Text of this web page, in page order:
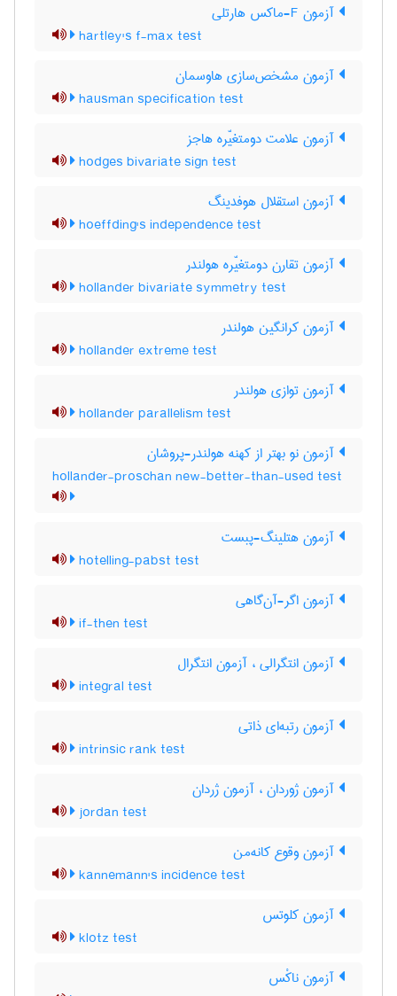
آزمون F-ماکس هارتلی
hartley's f-max test
آزمون مشخص‌سازی هاوسمان
hausman specification test
آزمون علامت دومتغیّره هاجز
hodges bivariate sign test
آزمون استقلال هوفدینگ
hoeffding's independence test
آزمون تقارن دومتغیّره هولندر
hollander bivariate symmetry test
آزمون کرانگین هولندر
hollander extreme test
آزمون توازی هولندر
hollander parallelism test
آزمون نو بهتر از کهنه هولندر-پروشان
hollander-proschan new-better-than-used test
آزمون هتلینگ-پبست
hotelling-pabst test
آزمون اگر-آن‌گاهی
if-then test
آزمون انتگرالی ، آزمون انتگرال
integral test
آزمون رتبه‌ای ذاتی
intrinsic rank test
آزمون ژوردان ، آزمون ژردان
jordan test
آزمون وقوع کانه‌من
kannemann's incidence test
آزمون کلوتس
klotz test
آزمون ناکْس